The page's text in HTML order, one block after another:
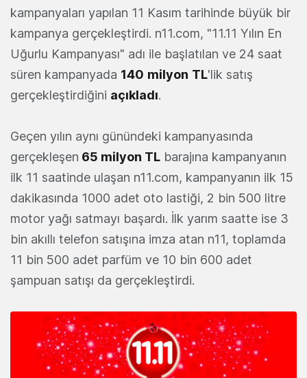
kampanyaları yapılan 11 Kasım tarihinde büyük bir
kampanya gerçekleştirdi. n11.com, "11.11 Yılın En
Uğurlu Kampanyası" adı ile başlatılan ve 24 saat
süren kampanyada 140 milyon TL'lik satış
gerçekleştirdiğini açıkladı.
Geçen yılın aynı günündeki kampanyasında
gerçekleşen 65 milyon TL barajına kampanyanın
ilk 11 saatinde ulaşan n11.com, kampanyanın ilk 15
dakikasında 1000 adet oto lastiği, 2 bin 500 litre
motor yağı satmayı başardı. İlk yarım saatte ise 3
bin akıllı telefon satışına imza atan n11, toplamda
11 bin 500 adet parfüm ve 10 bin 600 adet
şampuan satışı da gerçekleştirdi.